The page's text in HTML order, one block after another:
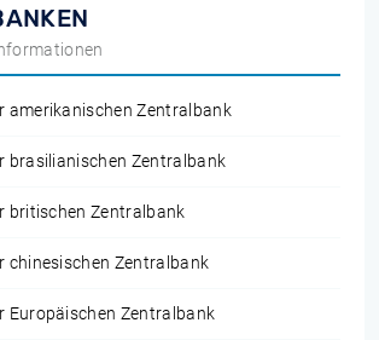
amerikanischen Zentralbank
brasilianischen Zentralbank
britischen Zentralbank
chinesischen Zentralbank
Europäischen Zentralbank